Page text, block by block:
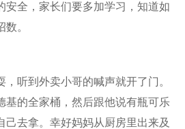
安全，家长们要多加学习，知道如
。
听到外卖小哥的喊声就开了门。
基的全家桶，然后跟他说有瓶可乐
己去拿。幸好妈妈从厨房里出来及